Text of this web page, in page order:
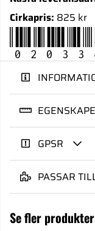
Cirkapris: 825 kr
GPSR
PASSAR
Se fler produkter